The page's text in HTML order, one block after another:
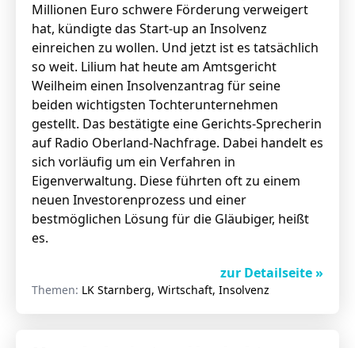
Millionen Euro schwere Förderung verweigert
hat, kündigte das Start-up an Insolvenz
einreichen zu wollen. Und jetzt ist es tatsächlich
so weit. Lilium hat heute am Amtsgericht
Weilheim einen Insolvenzantrag für seine
beiden wichtigsten Tochterunternehmen
gestellt. Das bestätigte eine Gerichts-Sprecherin
auf Radio Oberland-Nachfrage. Dabei handelt es
sich vorläufig um ein Verfahren in
Eigenverwaltung. Diese führten oft zu einem
neuen Investorenprozess und einer
bestmöglichen Lösung für die Gläubiger, heißt
es.
zur Detailseite »
Themen: LK Starnberg, Wirtschaft, Insolvenz